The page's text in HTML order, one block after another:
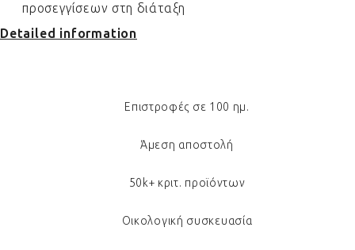
προσεγγίσεων στη διάταξη
Detailed information
Επιστροφές σε 100 ημ.
Άμεση αποστολή
50k+ κριτ. προϊόντων
Οικολογική συσκευασία